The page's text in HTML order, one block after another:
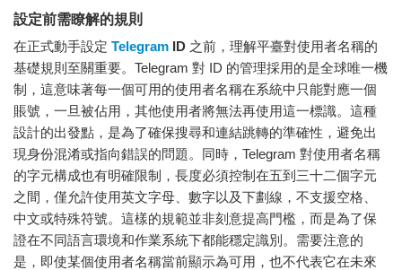
設定前需瞭解的規則
在正式動手設定 Telegram ID 之前，理解平臺對使用者名稱的
基礎規則至關重要。Telegram 對 ID 的管理採用的是全球唯一機
制，這意味著每一個可用的使用者名稱在系統中只能對應一個
賬號，一旦被佔用，其他使用者將無法再使用這一標識。這種
設計的出發點，是為了確保搜尋和連結跳轉的準確性，避免出
現身份混淆或指向錯誤的問題。同時，Telegram 對使用者名稱
的字元構成也有明確限制，長度必須控制在五到三十二個字元
之間，僅允許使用英文字母、數字以及下劃線，不支援空格、
中文或特殊符號。這樣的規範並非刻意提高門檻，而是為了保
證在不同語言環境和作業系統下都能穩定識別。需要注意的
是，即使某個使用者名稱當前顯示為可用，也不代表它在未來